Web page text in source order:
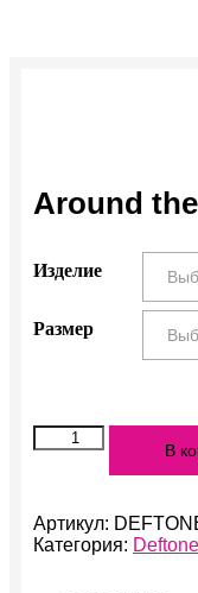
Around
Изделие
Размер
Количество
Around
В
Артикул:
Категория: